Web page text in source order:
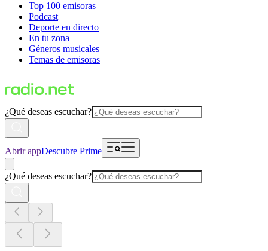
Top 100 emisoras
Podcast
Deporte en directo
En tu zona
Géneros musicales
Temas de emisoras
¿Qué deseas escuchar?
Abrir appDescubre Prime
¿Qué deseas escuchar?